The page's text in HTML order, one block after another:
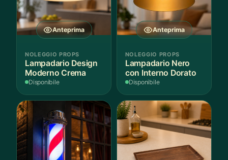
Anteprima
NOLEGGIO PROPS
Lampadario Design
Moderno Crema
Disponibile
Anteprima
NOLEGGIO PROPS
Lampadario Nero
con Interno Dorato
Disponibile